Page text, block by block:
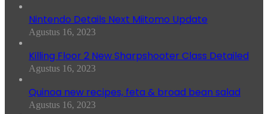
Nintendo Details Next Miitomo Update
Agustus 16, 2023
Killing Floor 2 New Sharpshooter Class Detailed
Agustus 16, 2023
Quinoa new recipes, feta & broad bean salad
Agustus 16, 2023